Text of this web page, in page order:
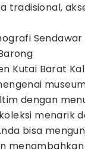
tradisional,
Kutai Barat
dengan
menarik
bisa